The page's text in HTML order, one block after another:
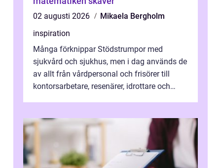
02 augusti 2026
Mikaela Bergholm
inspiration
Många förknippar Stödstrumpor med
sjukvård och sjukhus, men i dag används de
av allt från vårdpersonal och frisörer till
kontorsarbetare, resenärer, idrottare och